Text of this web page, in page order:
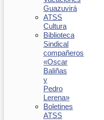
Guazuvirá
ATSS
Cultura
Biblioteca
Sindical
compañeros
«Oscar
Baliñas
y
Pedro
Lerena»
Boletines
ATSS